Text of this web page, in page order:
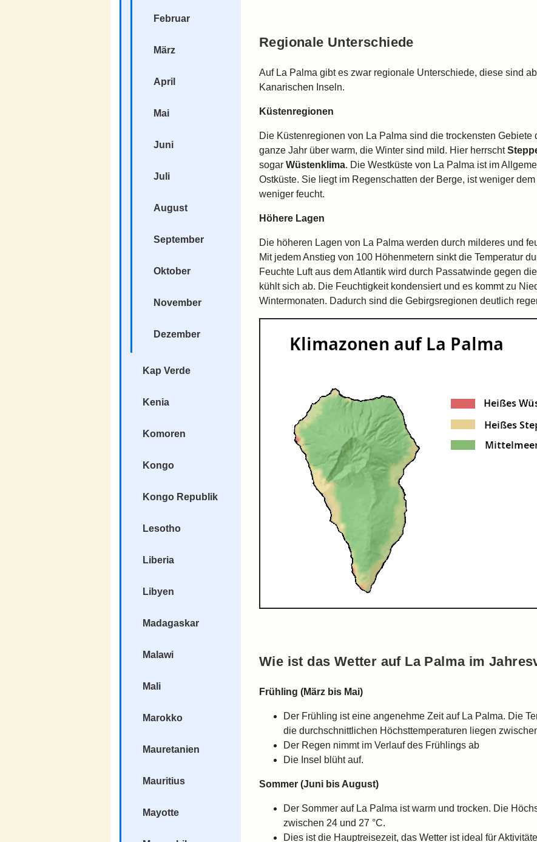
Februar
März
April
Mai
Juni
Juli
August
September
Oktober
November
Dezember
Kap Verde
Kenia
Komoren
Kongo
Kongo Republik
Lesotho
Liberia
Libyen
Madagaskar
Malawi
Mali
Marokko
Mauretanien
Mauritius
Mayotte
Regionale Unterschiede
Auf La Palma gibt es zwar regionale Unterschiede, diese sind
Kanarischen Inseln.
Küstenregionen
Die Küstenregionen von La Palma sind die trockensten Gebiete
ganze Jahr über warm, die Winter sind mild. Hier herrscht
sogar Wüstenklima. Die Westküste von La Palma ist im
Ostküste. Sie liegt im Regenschatten der Berge, ist weniger
weniger feucht.
Höhere Lagen
Die höheren Lagen von La Palma werden durch milderes und
Mit jedem Anstieg von 100 Höhenmetern sinkt die Temperatur
Feuchte Luft aus dem Atlantik wird durch Passatwinde gegen
kühlt sich ab. Die Feuchtigkeit kondensiert und es kommt zu
Wintermonaten. Dadurch sind die Gebirgsregionen deutlich
Wie ist das Wetter auf La Palma im
Frühling (März bis Mai)
Der Frühling ist eine angenehme Zeit auf La Palma. Die
die durchschnittlichen Höchsttemperaturen liegen
Der Regen nimmt im Verlauf des Frühlings ab
Die Insel blüht auf.
Sommer (Juni bis August)
Der Sommer auf La Palma ist warm und trocken. Die
zwischen 24 und 27 °C.
Dies ist die Hauptreisezeit, das Wetter ist ideal für